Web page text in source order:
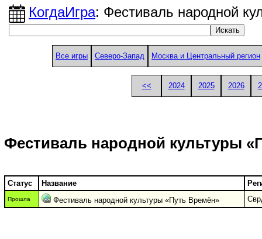
КогдаИгра: Фестиваль народной
Все игры Северо-Запад Москва и Центральный регион
<< 2024 2025 2026
Фестиваль народной культуры
Статус Название
Прошла Фестиваль народной культуры «Путь Времён»